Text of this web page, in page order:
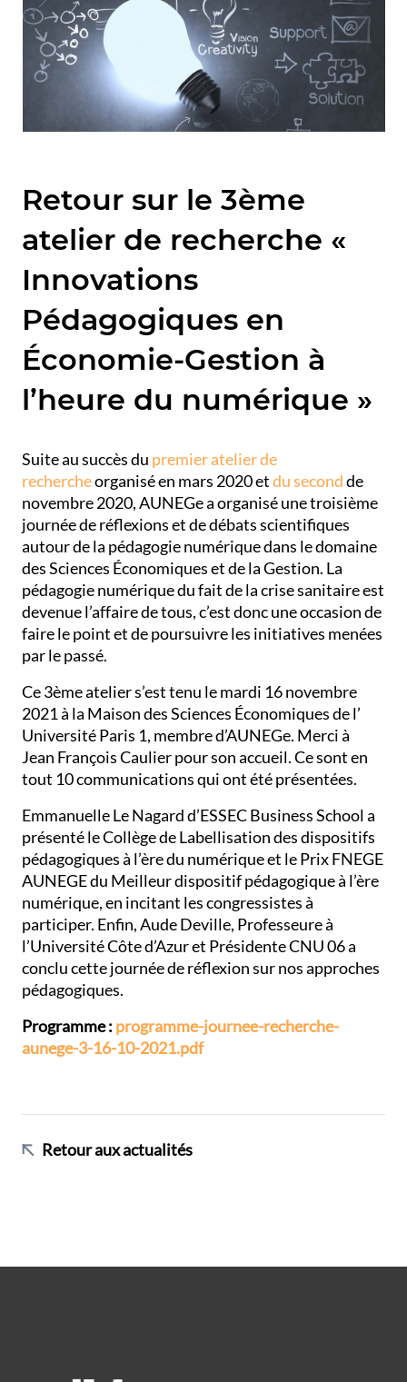
Retour sur le 3ème
atelier de recherche «
Innovations
Pédagogiques en
Économie-Gestion à
l’heure du numérique »
Suite au succès du premier atelier de
rechercheorganisé en mars 2020 etdu secondde
novembre 2020, AUNEGe a organisé une troisième
journée de réflexions et de débats scientifiques
autour de la pédagogie numérique dans le domaine
des Sciences Économiques et de la Gestion. La
pédagogie numérique du fait de la crise sanitaire est
devenue l’affaire de tous, c’est donc une occasion de
faire le point et de poursuivre les initiatives menées
par le passé.
Ce 3ème atelier s’est tenu le mardi 16 novembre
2021 à la Maison des Sciences Économiques de l’
Université Paris 1, membre d’AUNEGe. Merci à
Jean François Caulier pour son accueil. Ce sont en
tout 10 communications qui ont été présentées.
Emmanuelle Le Nagard d’ESSEC Business School a
présenté le Collège de Labellisation des dispositifs
pédagogiques à l’ère du numérique et le Prix FNEGE
AUNEGE du Meilleur dispositif pédagogique à l’ère
numérique, en incitant les congressistes à
participer. Enfin, Aude Deville, Professeure à
l’Université Côte d’Azur et Présidente CNU 06 a
conclu cette journée de réflexion sur nos approches
pédagogiques.
Programme : programme-journee-recherche-
aunege-3-16-10-2021.pdf
Retour aux actualités